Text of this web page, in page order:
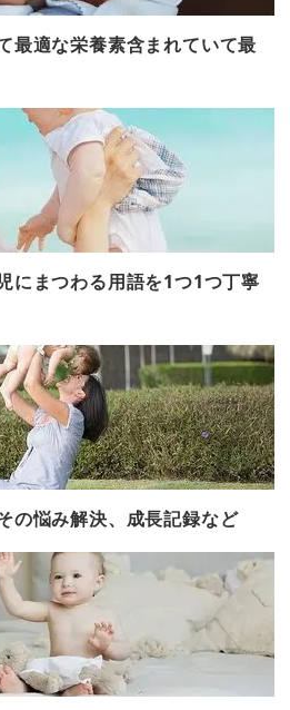
最適な栄養素含まれていて最
にまつわる用語を1つ1つ丁寧
の悩み解決、成長記録など